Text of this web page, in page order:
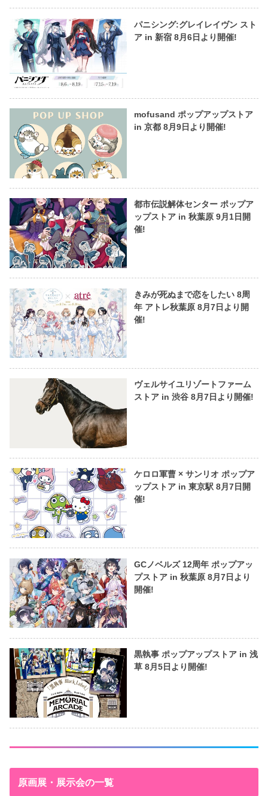
パニシング:グレイレイヴン スト
ア in 新宿 8月6日より開催!
mofusand ポップアップストア
in 京都 8月9日より開催!
都市伝説解体センター ポップア
ップストア in 秋葉原 9月1日開
催!
きみが死ぬまで恋をしたい 8周
年 アトレ秋葉原 8月7日より開
催!
ヴェルサイユリゾートファーム
ストア in 渋谷 8月7日より開催!
ケロロ軍曹 × サンリオ ポップア
ップストア in 東京駅 8月7日開
催!
GCノベルズ 12周年 ポップアッ
プストア in 秋葉原 8月7日より
開催!
黒執事 ポップアップストア in 浅
草 8月5日より開催!
原画展・展示会の一覧